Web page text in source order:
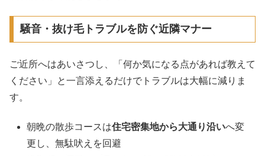
騒音・抜け毛トラブルを防ぐ近隣マナー
ご近所へはあいさつし、「何か気になる点があれば教えて
ください」と一言添えるだけでトラブルは大幅に減りま
す。
朝晩の散歩コースは住宅密集地から大通り沿いへ変
更し、無駄吠えを回避